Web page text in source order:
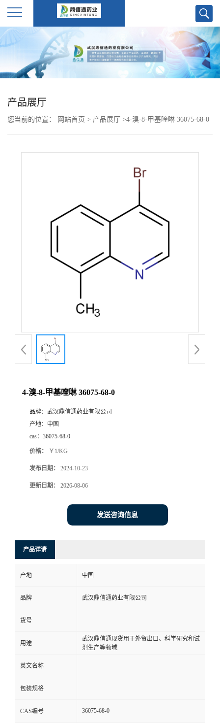
公
产
产品展厅
您当前的位置： 网站首页 > 产品展厅 >4-溴-8-甲基喹啉 36075-68-0
4-溴-8-甲基喹啉 36075-68-0
品牌： 武汉鼎信通药业有限公司
产地： 中国
cas： 36075-68-0
价格： ￥1/KG
发布日期： 2024-10-23
更新日期： 2026-08-06
发送咨询信息
产品详请
产地 中国
品牌 武汉鼎信通药业有限公司
货号
用途
武汉鼎信通现货用于外贸出口、科学研究和试
剂生产等领域
英文名称
包装规格
CAS编号 36075-68-0